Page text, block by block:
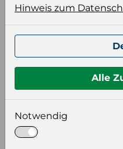
Keiner
wählen Sie eine
Bildauflösung
Hinweis zum
Alle
Notwendig